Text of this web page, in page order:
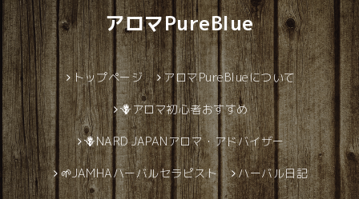
アロマPureBlue
トップページ アロマPureBlueについて
🪻アロマ初心者おすすめ
🪻NARD JAPANアロマ・アドバイザー
🌱JAMHAハーバルセラピスト ハーバル日記